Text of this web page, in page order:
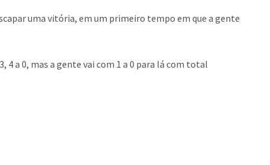
uma vitória, em um primeiro tempo em que a gente
4 a 0, mas a gente vai com 1 a 0 para lá com total